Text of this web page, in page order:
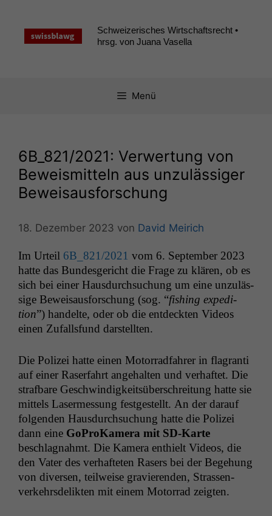
springen
Schweizerisches Wirtschaftsrecht •
hrsg. von Juana Vasella
Menü
6B_821/2021: Verwertung von
Beweismitteln aus unzulässiger
Beweisausforschung
18. Dezember 2023 von David Meirich
Im Urteil 6B_821/2021 vom 6. Sep­tem­ber 2023
hat­te das Bun­des­gericht die Frage zu klären, ob es
sich bei ein­er Haus­durch­suchung um eine unzuläs­
sige Beweisaus­forschung (sog. “fish­ing expe­di­
tion”) han­delte, oder ob die ent­deck­ten Videos
einen Zufalls­fund darstellten.
Die Polizei hat­te einen Motor­rad­fahrer in fla­granti
auf ein­er Raser­fahrt ange­hal­ten und ver­haftet. Die
straf­bare Geschwindigkeit­süber­schre­itung hat­te sie
mit­tels Laser­mes­sung fest­gestellt. An der darauf
fol­gen­den Haus­durch­suchung hat­te die Polizei
dann eine GoProKam­era mit SD-Karte
beschlagnahmt. Die Kam­era enthielt Videos, die
den Vater des ver­hafteten Rasers bei der Bege­hung
von diversen, teil­weise gravieren­den, Strassen­
verkehrs­de­lik­ten mit einem Motor­rad zeigten.